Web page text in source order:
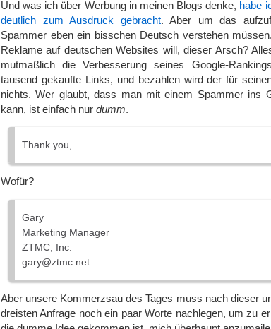
Und was ich über Werbung in meinen Blogs denke, habe
deutlich zum Ausdruck gebracht. Aber um das
Spammer eben ein bisschen Deutsch verstehen
Reklame auf deutschen Websites will, dieser Arsch?
mutmaßlich die Verbesserung seines Google-
tausend gekaufte Links, und bezahlen wird der für
nichts. Wer glaubt, dass man mit einem Spammer ins
kann, ist einfach nur dumm.
Thank you,
Wofür?
Gary
Marketing Manager
ZTMC, Inc.
gary@ztmc.net
Aber unsere Kommerzsau des Tages muss nach dieser
dreisten Anfrage noch ein paar Worte nachlegen, um zu